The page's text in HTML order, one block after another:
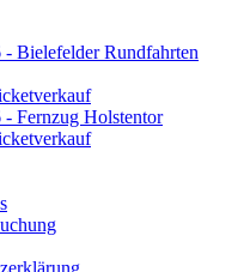
- Bielefelder Rundfahrten
- Fernzug Holstentor